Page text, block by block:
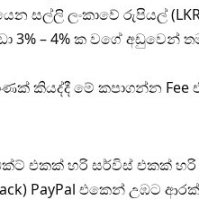
සල්ලි ලංකාවේ රුපියල්
3% – 4% ක වගේ අඩුවෙන්
කියද්දී මේ කපාගන්න Fee
එකක් හරි සර්විස් එකක් හරි
PayPal එකෙන් උඹට